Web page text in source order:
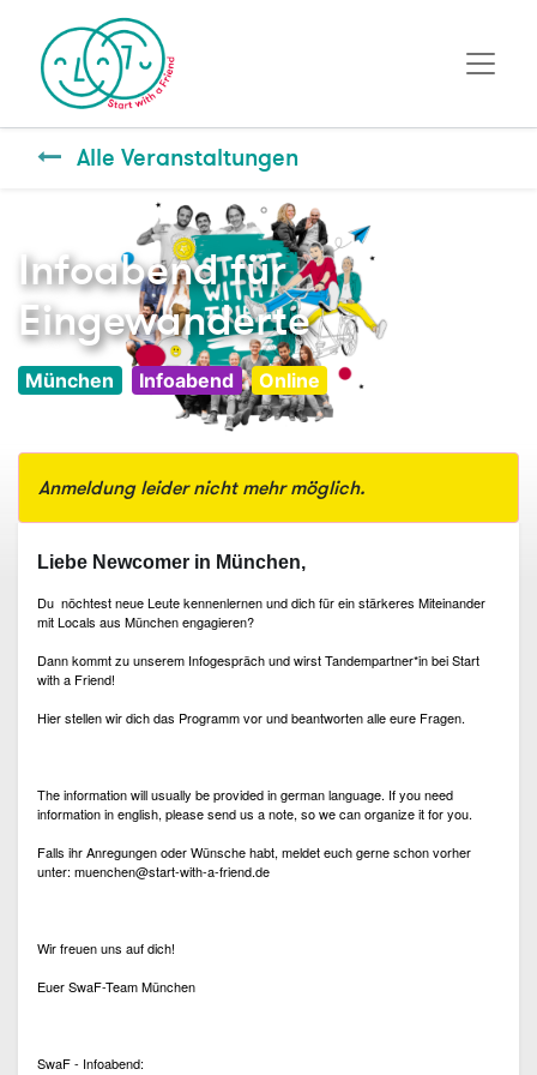
Alle Veranstaltungen
Infoabend für
Eingewanderte
München Infoabend Online
Anmeldung leider nicht mehr möglich.
Liebe Newcomer in München,
Du nöchtest neue Leute kennenlernen und dich für ein stärkeres Miteinander
mit Locals aus München engagieren?
Dann kommt zu unserem Infogespräch und wirst Tandempartner*in bei Start
with a Friend!
Hier stellen wir dich das Programm vor und beantworten alle eure Fragen.
The information will usually be provided in german language. If you need
information in english, please send us a note, so we can organize it for you.
Falls ihr Anregungen oder Wünsche habt, meldet euch gerne schon vorher
unter: muenchen@start-with-a-friend.de
Wir freuen uns auf dich!
Euer SwaF-Team München
SwaF - Infoabend: